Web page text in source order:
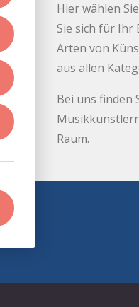
Hier wählen
Sie sich für Ihr
Arten von
aus allen
Bei uns finden
Raum.